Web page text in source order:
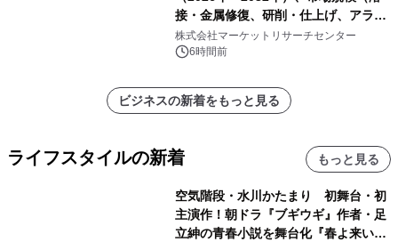
接・金属修復、研削・仕上げ、アライ
メント、その他）・分析レポートを発
表
株式会社マーケットリサーチセンター
6時間前
ビジネスの新着をもっと見る
ライフスタイルの新着 もっと見る
空気階段・水川かたまり 初舞台・初
主演作！朝ドラ『ブギウギ』作者・足
立紳の青春小説を舞台化『春よ来い、